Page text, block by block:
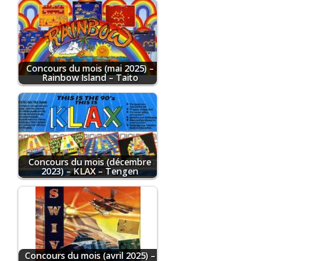
Concours du mois (mai 2025) –
Rainbow Island – Taito
Concours du mois (décembre
2023) – KLAX – Tengen
Concours du mois (avril 2025) –